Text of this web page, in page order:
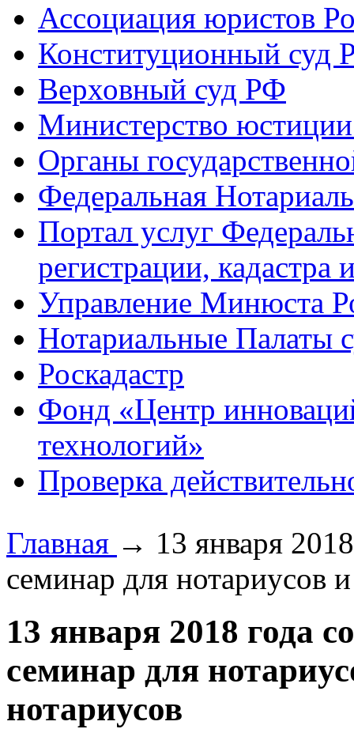
Ассоциация юристов
Конституционный суд
Верховный суд РФ
Министерство
Органы
Федеральная
Портал услуг
регистрации, кадастра
Управление Минюста
Нотариальные Палаты
Роскадастр
Фонд «Центр
технологий»
Проверка
Главная → 13 января
семинар для нотариусов
13 января 2018 года
семинар для
нотариусов